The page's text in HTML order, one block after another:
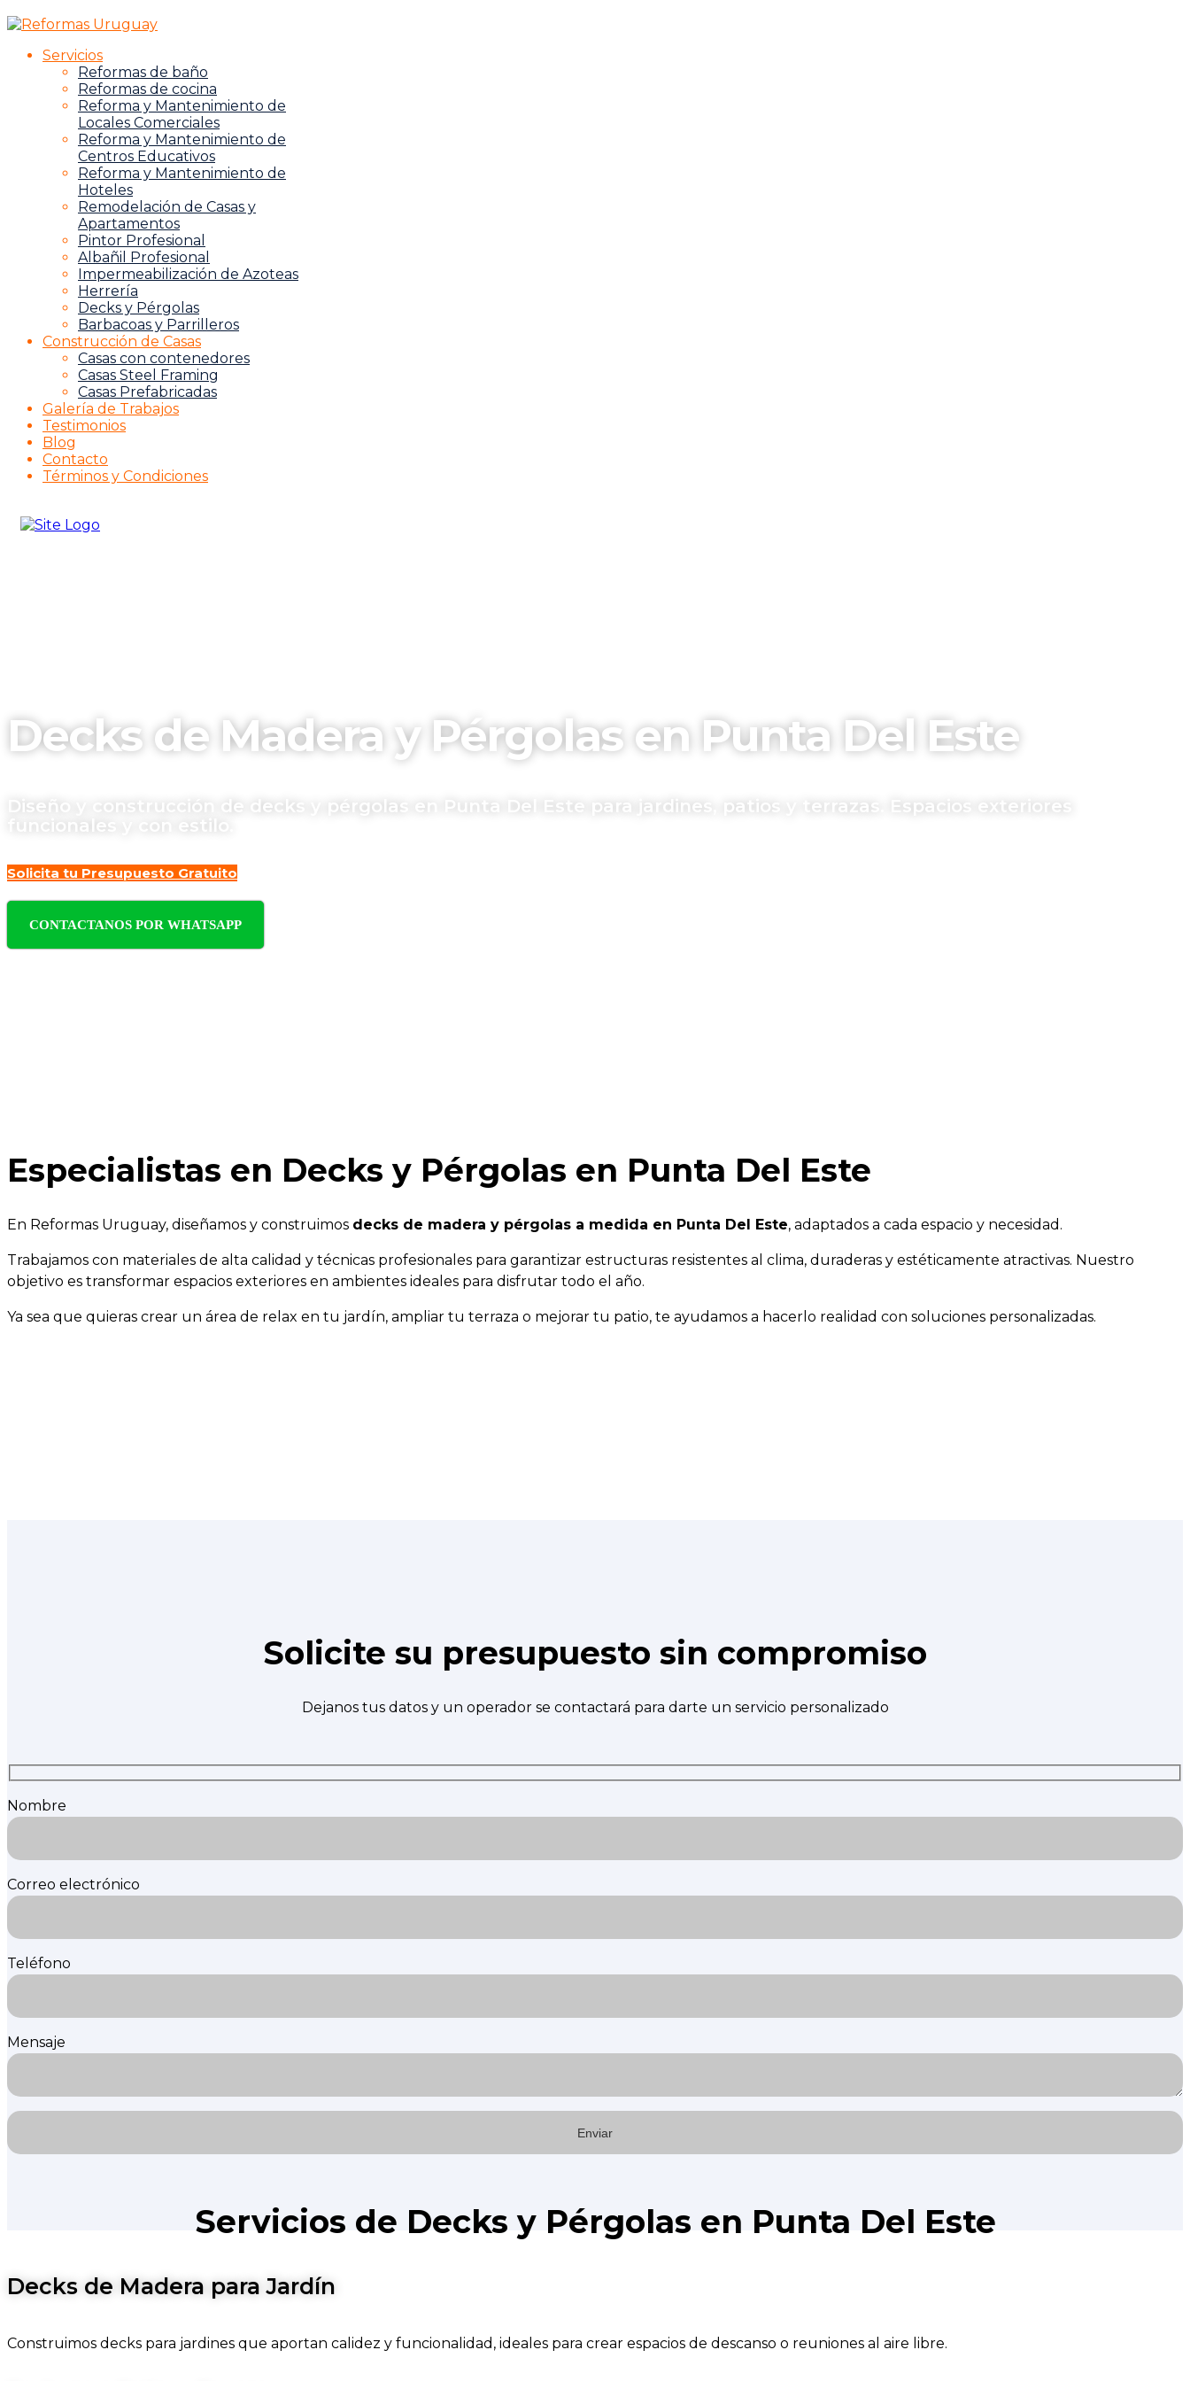
Servicios
Reformas de baño
Reformas de cocina
Reforma y Mantenimiento de
Locales Comerciales
Reforma y Mantenimiento de
Centros Educativos
Reforma y Mantenimiento de
Hoteles
Remodelación de Casas y
Apartamentos
Pintor Profesional
Albañil Profesional
Impermeabilización de Azoteas
Herrería
Decks y Pérgolas
Barbacoas y Parrilleros
Construcción de Casas
Casas con contenedores
Casas Steel Framing
Casas Prefabricadas
Galería de Trabajos
Testimonios
Blog
Contacto
Términos y Condiciones
Decks de Madera y Pérgolas en Punta Del Este
Diseño y construcción de decks y pérgolas en Punta Del Este para jardines, patios y terrazas. Espacios exteriores
funcionales y con estilo.
Solicita tu Presupuesto Gratuito
CONTACTANOS POR WHATSAPP
Especialistas en Decks y Pérgolas en Punta Del Este
En Reformas Uruguay, diseñamos y construimos decks de madera y pérgolas a medida en Punta Del Este, adaptados a cada espacio y necesidad.
Trabajamos con materiales de alta calidad y técnicas profesionales para garantizar estructuras resistentes al clima, duraderas y estéticamente atractivas. Nuestro
objetivo es transformar espacios exteriores en ambientes ideales para disfrutar todo el año.
Ya sea que quieras crear un área de relax en tu jardín, ampliar tu terraza o mejorar tu patio, te ayudamos a hacerlo realidad con soluciones personalizadas.
Solicite su presupuesto sin compromiso
Dejanos tus datos y un operador se contactará para darte un servicio personalizado
Nombre
Correo electrónico
Teléfono
Mensaje
Servicios de Decks y Pérgolas en Punta Del Este
Decks de Madera para Jardín
Construimos decks para jardines que aportan calidez y funcionalidad, ideales para crear espacios de descanso o reuniones al aire libre.